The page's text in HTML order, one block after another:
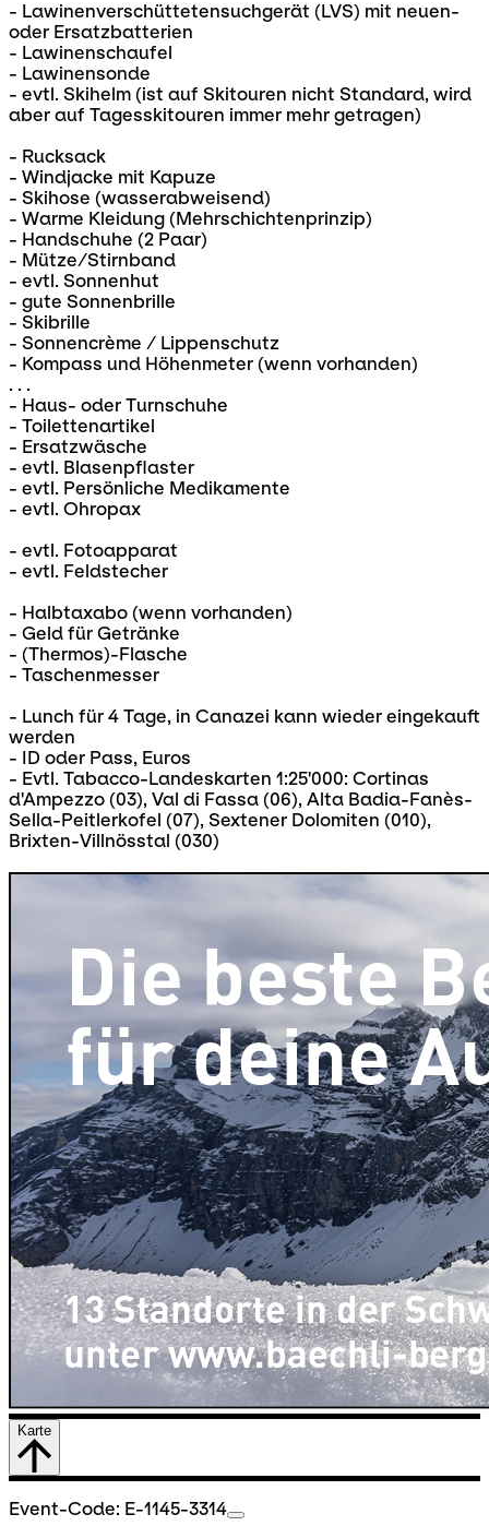
- Lawinenverschüttetensuchgerät (LVS) mit neuen-
oder Ersatzbatterien
- Lawinenschaufel
- Lawinensonde
- evtl. Skihelm (ist auf Skitouren nicht Standard, wird
aber auf Tagesskitouren immer mehr getragen)
- Rucksack
- Windjacke mit Kapuze
- Skihose (wasserabweisend)
- Warme Kleidung (Mehrschichtenprinzip)
- Handschuhe (2 Paar)
- Mütze/Stirnband
- evtl. Sonnenhut
- gute Sonnenbrille
- Skibrille
- Sonnencrème / Lippenschutz
- Kompass und Höhenmeter (wenn vorhanden)
. . .
- Haus- oder Turnschuhe
- Toilettenartikel
- Ersatzwäsche
- evtl. Blasenpflaster
- evtl. Persönliche Medikamente
- evtl. Ohropax
- evtl. Fotoapparat
- evtl. Feldstecher
- Halbtaxabo (wenn vorhanden)
- Geld für Getränke
- (Thermos)-Flasche
- Taschenmesser
- Lunch für 4 Tage, in Canazei kann wieder eingekauft
werden
- ID oder Pass, Euros
- Evtl. Tabacco-Landeskarten 1:25'000: Cortinas
d'Ampezzo (03), Val di Fassa (06), Alta Badia-Fanès-
Sella-Peitlerkofel (07), Sextener Dolomiten (010),
Brixten-Villnösstal (030)
Karte
Event-Code: E-1145-3314